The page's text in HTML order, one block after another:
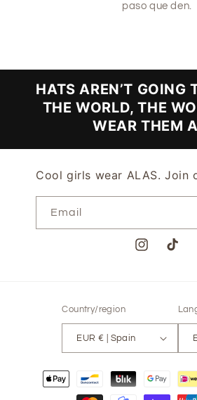
paso que den.
HATS AREN’T GOING
THE WORLD, THE
WEAR THEM
Cool girls wear ALAS. Join
Email
InstagramTikTok
Country/region
EUR € | Spain
Payment